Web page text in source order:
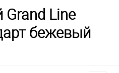
Line
бежевый